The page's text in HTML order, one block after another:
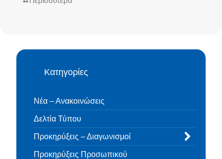
Κατηγορίες
Νέα – Ανακοινώσεις
Δελτία Τύπου
Προκηρύξεις – Διαγωνισμοί
Προκηρύξεις Προσωπικού